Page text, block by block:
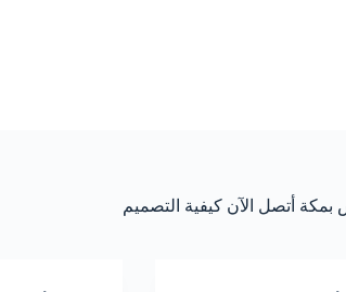
أتصل الآن كيفية التصميم